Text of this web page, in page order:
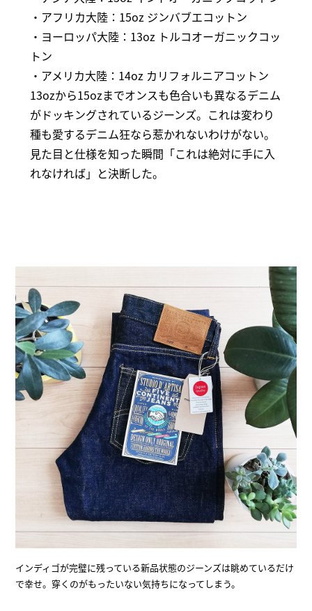
・アフリカ大陸：15oz ジンバブエコットン
・ヨーロッパ大陸：13oz トルコオーガニックコッ
トン
・アメリカ大陸：14oz カリフォルニアコットン
13ozから15ozまでオンスも色合いも異なるデニム
がドッキングされているジーンズ。これは変わり
種も愛するデニム狂なら惹かれないわけがない。
見た目と仕様を知った瞬間「これは絶対に手に入
れなければ」と決断した。
インディゴが完璧に残っている新品状態のジーンズは眺めているだけ
で幸せ。穿くのがもったいない気持ちになってしまう。